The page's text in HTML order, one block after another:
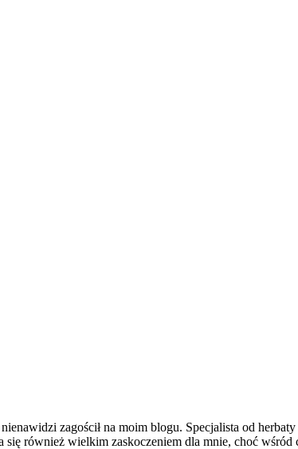
zagościł na moim blogu. Specjalista od
również wielkim zaskoczeniem dla mnie, choć